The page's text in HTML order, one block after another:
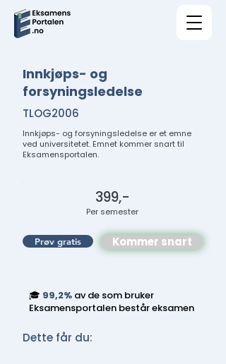
Innkjøps- og
forsyningsledelse
TLOG2006
Innkjøps- og forsyningsledelse er et emne
ved universitetet. Emnet kommer snart til
Eksamensportalen.
399,-
Per semester
Prøv gratis Kommer snart
🎓 99,2% av de som bruker
Eksamensportalen består eksamen
Dette får du: